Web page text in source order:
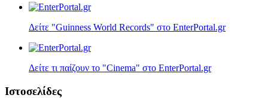
Δείτε "Guinness World Records" στο EnterPortal.gr
Δείτε τι παίζουν τo "Cinema" στο EnterPortal.gr
Ιστοσελίδες